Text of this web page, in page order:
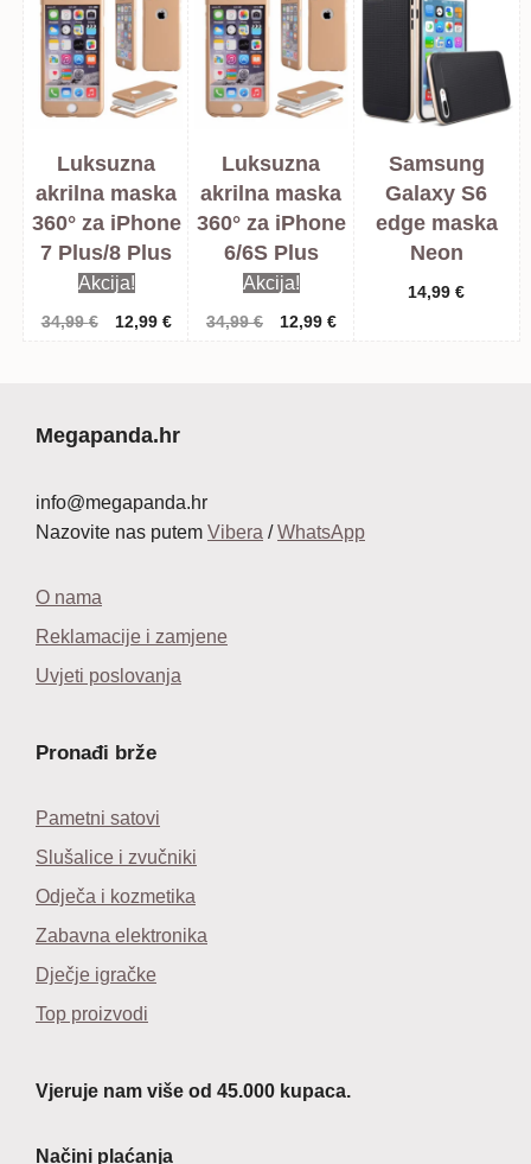
Luksuzna
akrilna maska
360° za iPhone
7 Plus/8 Plus
Akcija!
34,99€
Izvorna
12,99 €Trenutna
Luksuzna
akrilna maska
360° za iPhone
6/6S Plus
Akcija!
34,99€
Izvorna
12,99 €Trenutna
Samsung
Galaxy S6
edge maska
Neon
14,99€
Megapanda.hr
info@megapanda.hr
Nazovite nas putem Vibera /WhatsApp
O nama
Reklamacije i zamjene
Uvjeti poslovanja
Pronađi brže
Pametni satovi
Slušalice i zvučniki
Odječa i kozmetika
Zabavna elektronika
Dječje igračke
Top proizvodi
Vjeruje nam više od 45.000 kupaca.
Načini plaćanja